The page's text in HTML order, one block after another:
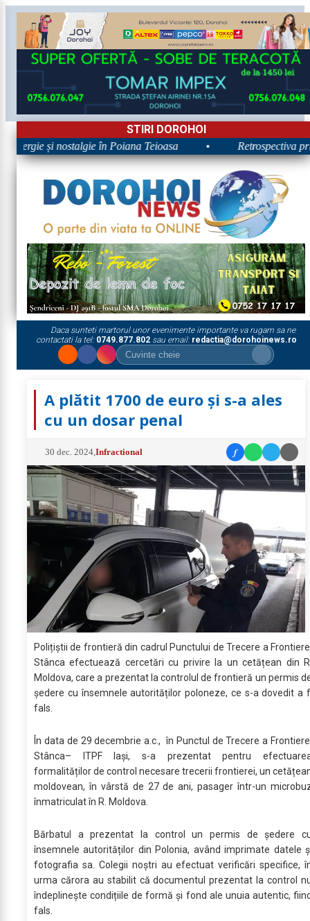
STIRI DOROHOI
și nostalgie în Poiana Teioasa Retrospectiva
Daca sunteti martorul unor evenimente importante va rugam sa ne
contactati la tel: 0749.877.802sau email: redactia@dorohoinews.ro
A plătit 1700 de euro și s-a ales
cu un dosar penal
30 dec. 2024 ,Infractional f
Polițiștii de frontieră din cadrul Punctului de Trecere a
Stânca efectuează cercetări cu privire la un cetățean din
Moldova, care a prezentat la controlul de frontieră un permis
ședere cu însemnele autorităților poloneze, ce s-a dovedit a
fals.
În data de 29 decembrie a.c., în Punctul de Trecere a
Stânca– ITPF Iași, s-a prezentat pentru
formalităților de control necesare trecerii frontierei, un
moldovean, în vârstă de 27 de ani, pasager într-un
înmatriculat în R. Moldova.
Bărbatul a prezentat la control un permis de ședere
însemnele autorităților din Polonia, având imprimate datele
fotografia sa. Colegii noștri au efectuat verificări specifice,
urma cărora au stabilit că documentul prezentat la control
îndeplinește condițiile de formă și fond ale unuia autentic,
fals.